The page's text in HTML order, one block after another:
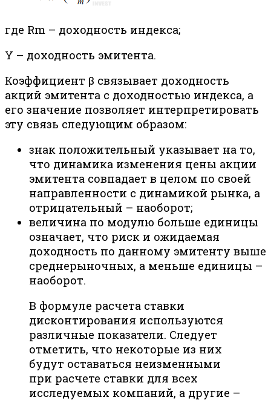
где Rm – доходность индекса;
Y – доходность эмитента.
Коэффициент β связывает доходность
акций эмитента с доходностью индекса, а
его значение позволяет интерпретировать
эту связь следующим образом:
знак положительный указывает на то,
что динамика изменения цены акции
эмитента совпадает в целом по своей
направленности с динамикой рынка, а
отрицательный – наоборот;
величина по модулю больше единицы
означает, что риск и ожидаемая
доходность по данному эмитенту выше
среднерыночных, а меньше единицы –
наоборот.
В формуле расчета ставки
дисконтирования используются
различные показатели. Следует
отметить, что некоторые из них
будут оставаться неизменными
при расчете ставки для всех
исследуемых компаний, а другие –